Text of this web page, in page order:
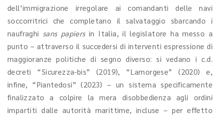
dell’immigrazione irregolare ai comandanti delle navi
soccorritrici che completano il salvataggio sbarcando i
naufraghi sans papiersin Italia, il legislatore ha messo a
punto – attraverso il succedersi di interventi espressione di
maggioranze politiche di segno diverso: si vedano i c.d.
decreti “Sicurezza-bis” (2019), “Lamorgese” (2020) e,
infine, “Piantedosi” (2023) – un sistema specificamente
finalizzato a colpire la mera disobbedienza agli ordini
impartiti dalle autorità marittime, incluse – per effetto